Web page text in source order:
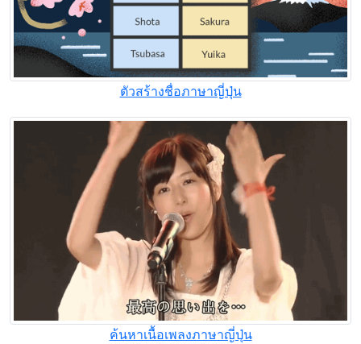
ตัวสร้างชื่อภาษาญี่ปุ่น
ค้นหาเนื้อเพลงภาษาญี่ปุ่น